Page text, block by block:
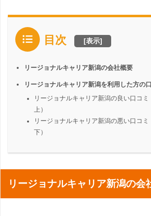
目次 [表示]
リージョナルキャリア新潟の会社概要
リージョナルキャリア新潟を利用した方の
リージョナルキャリア新潟の良い口コミ
上）
リージョナルキャリア新潟の悪い口コミ
下）
リージョナルキャリア新潟の会